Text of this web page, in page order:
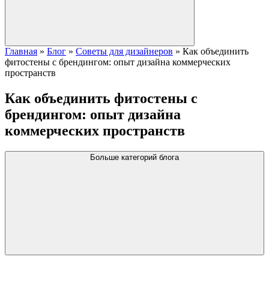
Главная » Блог » Советы для дизайнеров » Как объединить
фитостены с брендингом: опыт дизайна коммерческих
пространств
Как объединить фитостены с
брендингом: опыт дизайна
коммерческих пространств
Больше категорий блога